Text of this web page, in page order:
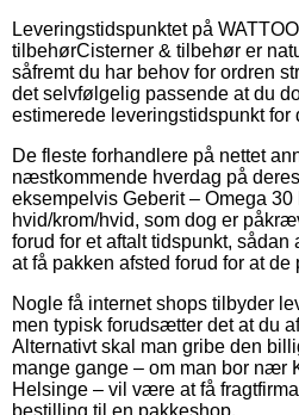
Leveringstidspunktet på
tilbehørCisterner & tilbehør er
såfremt du har behov for ordren
det selvfølgelig passende at du
estimerede leveringstidspunkt for
De fleste forhandlere på nettet
næstkommende hverdag på
eksempelvis Geberit – Omega
hvid/krom/hvid, som dog er
forud for et aftalt tidspunkt,
at få pakken afsted forud for at de
Nogle få internet shops tilbyder
men typisk forudsætter det at du
Alternativt skal man gribe den
mange gange – om man bor nær
Helsinge – vil være at få
bestilling til en pakkeshop.